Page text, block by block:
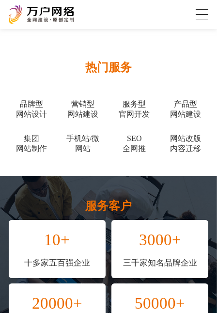
热门服务
品牌型
网站设计
营销型
网站建设
服务型
官网开发
产品型
网站建设
集团
网站制作
手机站/微
网站
SEO
全网推
网站改版
内容迁移
服务客户
10+
十多家五百强企业
3000+
三千家知名品牌企业
20000+ 50000+